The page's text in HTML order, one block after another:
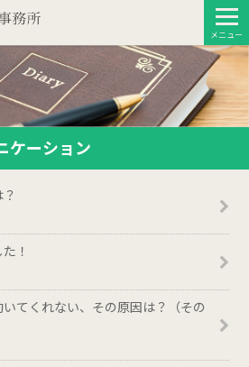
メニュー
ケーション
！
てくれない、その原因は？（その